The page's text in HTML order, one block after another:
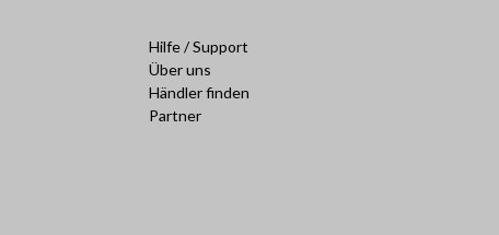
Hilfe / Support
Über uns
Händler finden
Partner